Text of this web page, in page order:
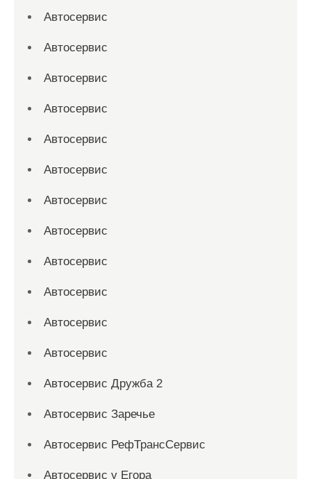
Автосервис
Автосервис
Автосервис
Автосервис
Автосервис
Автосервис
Автосервис
Автосервис
Автосервис
Автосервис
Автосервис
Автосервис
Автосервис Дружба 2
Автосервис Заречье
Автосервис РефТрансСервис
Автосервис у Егора